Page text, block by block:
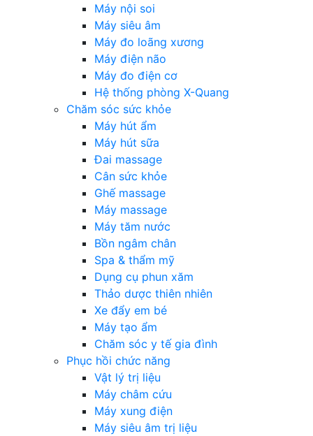
Máy nội soi
Máy siêu âm
Máy đo loãng xương
Máy điện não
Máy đo điện cơ
Hệ thống phòng X-Quang
Chăm sóc sức khỏe
Máy hút ẩm
Máy hút sữa
Đai massage
Cân sức khỏe
Ghế massage
Máy massage
Máy tăm nước
Bồn ngâm chân
Spa & thẩm mỹ
Dụng cụ phun xăm
Thảo dược thiên nhiên
Xe đẩy em bé
Máy tạo ẩm
Chăm sóc y tế gia đình
Phục hồi chức năng
Vật lý trị liệu
Máy châm cứu
Máy xung điện
Máy siêu âm trị liệu